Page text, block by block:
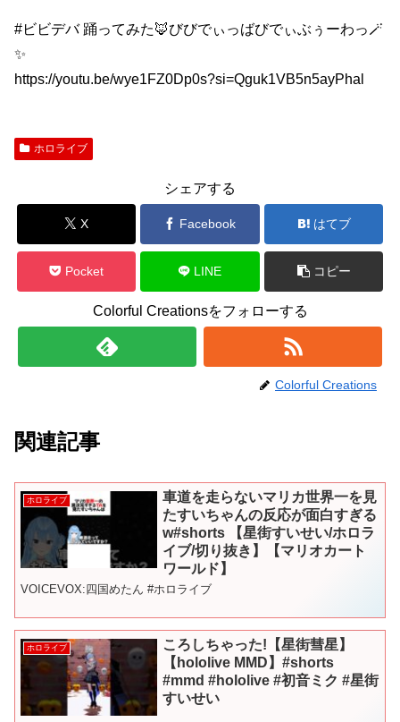
#ビビデバ 踊ってみた🦊びびでぃっばびでぃぶぅーわっ🪄
✨
https://youtu.be/wye1FZ0Dp0s?si=Qguk1VB5n5ayPhal
ホロライブ
シェアする
X Facebook はてブ
Pocket LINE コピー
Colorful Creationsをフォローする
Colorful Creations
関連記事
ホロライブ
車道を走らないマリカ世界一を見
たすいちゃんの反応が面白すぎる
w#shorts 【星街すいせい/ホロラ
イブ/切り抜き】【マリオカート
ワールド】
VOICEVOX:四国めたん #ホロライブ
ホロライブ
ころしちゃった!【星街彗星】
【hololive MMD】#shorts
#mmd #hololive #初音ミク #星街
すいせい